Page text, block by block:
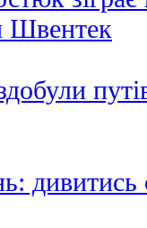
Швентек
дивитись